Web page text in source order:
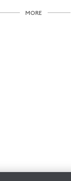
MORE